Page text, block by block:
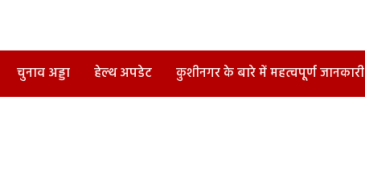
चुनाव अड्डा हेल्थ अपडेट कुशीनगर के बारे में महत्वपूर्ण जानकारी